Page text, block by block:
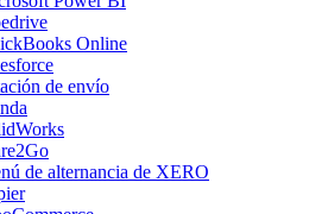
Online
de envío
de alternancia de XERO